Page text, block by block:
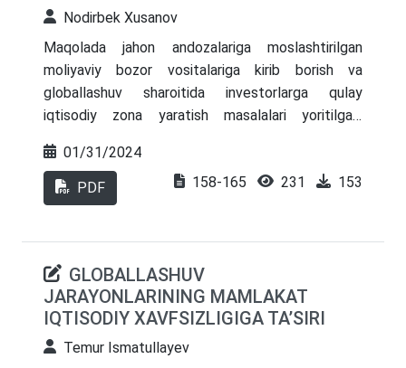
Nodirbek Xusanov
Maqolada jahon andozalariga moslashtirilgan
moliyaviy bozor vositalariga kirib borish va
globallashuv sharoitida investorlarga qulay
iqtisodiy zona yaratish masalalari yoritilgan.
moliyaviy bozor vositalaridan foydalanish tahlil
qilingan.
01/31/2024
PDF 158-165 231 153
GLOBALLASHUV
JARAYONLARINING MAMLAKAT
IQTISODIY XAVFSIZLIGIGA TA’SIRI
Temur Ismatullayev